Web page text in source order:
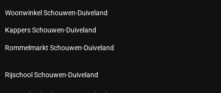
Woonwinkel Schouwen-Duiveland
Kappers Schouwen-Duiveland
Rommelmarkt Schouwen-Duiveland
Rijschool Schouwen-Duiveland